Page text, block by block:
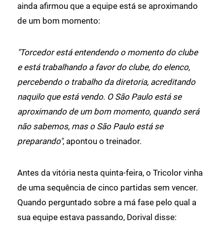
ainda afirmou que a equipe está se aproximando
de um bom momento:
"Torcedor está entendendo o momento do clube
e está trabalhando a favor do clube, do elenco,
percebendo o trabalho da diretoria, acreditando
naquilo que está vendo. O São Paulo está se
aproximando de um bom momento, quando será
não sabemos, mas o São Paulo está se
preparando", apontou o treinador.
Antes da vitória nesta quinta-feira, o Tricolor vinha
de uma sequência de cinco partidas sem vencer.
Quando perguntado sobre a má fase pelo qual a
sua equipe estava passando, Dorival disse: